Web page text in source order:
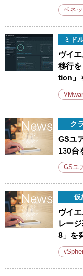
ベネ
ミド
ヴイ
移行
tion」
ク
GSユ
130台
GSユ
仮
ヴイ
レー
8」を